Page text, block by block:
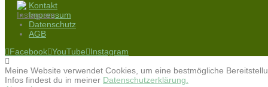
Kontakt
Impressum
Datenschutz
AGB
Facebook YouTube
Instagram
Meine Website verwendet Cookies, um eine bestmögliche
Infos findest du in meiner Datenschutzerklärung.